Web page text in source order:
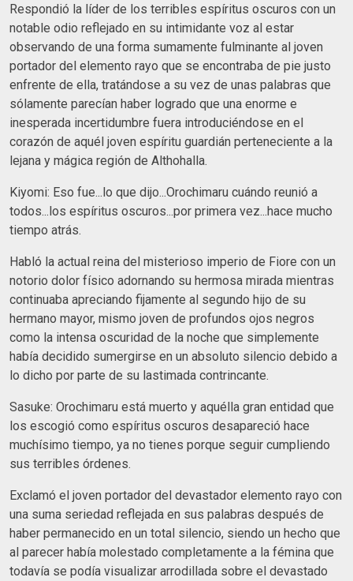
Respondió la líder de los terribles espíritus oscuros con un
notable odio reflejado en su intimidante voz al estar
observando de una forma sumamente fulminante al joven
portador del elemento rayo que se encontraba de pie justo
enfrente de ella, tratándose a su vez de unas palabras que
sólamente parecían haber logrado que una enorme e
inesperada incertidumbre fuera introduciéndose en el
corazón de aquél joven espíritu guardián perteneciente a la
lejana y mágica región de Althohalla.
Kiyomi: Eso fue...lo que dijo...Orochimaru cuándo reunió a
todos...los espíritus oscuros...por primera vez...hace mucho
tiempo atrás.
Habló la actual reina del misterioso imperio de Fiore con un
notorio dolor físico adornando su hermosa mirada mientras
continuaba apreciando fijamente al segundo hijo de su
hermano mayor, mismo joven de profundos ojos negros
como la intensa oscuridad de la noche que simplemente
había decidido sumergirse en un absoluto silencio debido a
lo dicho por parte de su lastimada contrincante.
Sasuke: Orochimaru está muerto y aquélla gran entidad que
los escogió como espíritus oscuros desapareció hace
muchísimo tiempo, ya no tienes porque seguir cumpliendo
sus terribles órdenes.
Exclamó el joven portador del devastador elemento rayo con
una suma seriedad reflejada en sus palabras después de
haber permanecido en un total silencio, siendo un hecho que
al parecer había molestado completamente a la fémina que
todavía se podía visualizar arrodillada sobre el devastado